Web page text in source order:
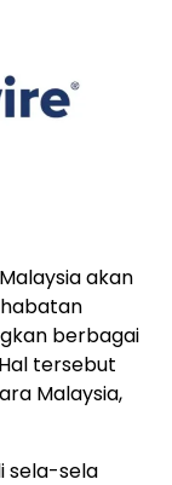
akan
berbagai
tersebut
Malaysia,
sela-sela